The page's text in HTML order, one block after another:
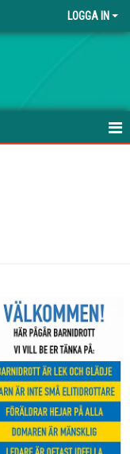
LOGGA IN